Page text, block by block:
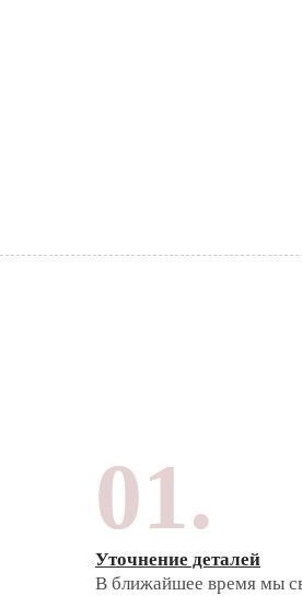
01.
Уточнение деталей
В ближайшее время мы